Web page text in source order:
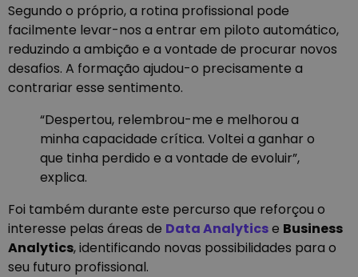
Segundo o próprio, a rotina profissional pode
facilmente levar-nos a entrar em piloto automático,
reduzindo a ambição e a vontade de procurar novos
desafios. A formação ajudou-o precisamente a
contrariar esse sentimento.
“Despertou, relembrou-me e melhorou a
minha capacidade crítica. Voltei a ganhar o
que tinha perdido e a vontade de evoluir”,
explica.
Foi também durante este percurso que reforçou o
interesse pelas áreas de Data Analyticse Business
Analytics,identificando novas possibilidades para o
seu futuro profissional.